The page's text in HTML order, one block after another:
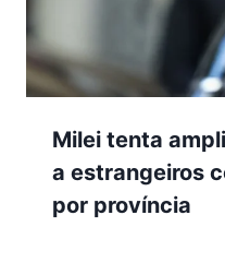
Milei tenta
a estrangeiros
por província